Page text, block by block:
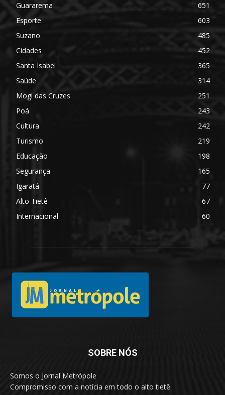
Guararema
651
Esporte
603
Suzano
485
Cidades
452
Santa Isabel
365
Saúde
314
Mogi das Cruzes
251
Poá
243
Cultura
242
Turismo
219
Educação
198
Segurança
165
Igaratá
77
Alto Tietê
67
Internacional
60
SOBRE NÓS
Somos o Jornal Metrópole
Compromisso com a notícia em todo o alto tietê.